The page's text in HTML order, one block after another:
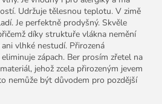
Udržuje tělesnou teplotu. V zimě
Je perfektně prodyšný. Skvěle
díky struktuře vlákna nemění
vlhké nestudí. Přirozená
zápach. Ber prosím zřetel na
jehož zcela přirozeným jevem
nemůže být důvodem pro pozdější